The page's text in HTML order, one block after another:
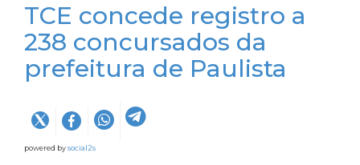
TCE concede registro a
238 concursados da
prefeitura de Paulista
powered bysocial2s